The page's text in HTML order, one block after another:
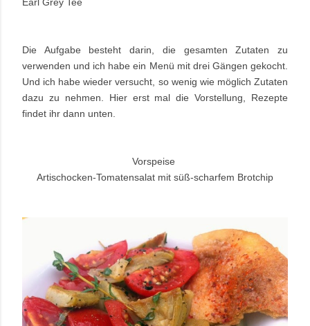
Die Aufgabe besteht darin, die gesamten Zutaten zu
verwenden und ich habe ein Menü mit drei Gängen gekocht.
Und ich habe wieder versucht, so wenig wie möglich Zutaten
dazu zu nehmen. Hier erst mal die Vorstellung, Rezepte
findet ihr dann unten.
Vorspeise
Artischocken-Tomatensalat mit süß-scharfem Brotchip